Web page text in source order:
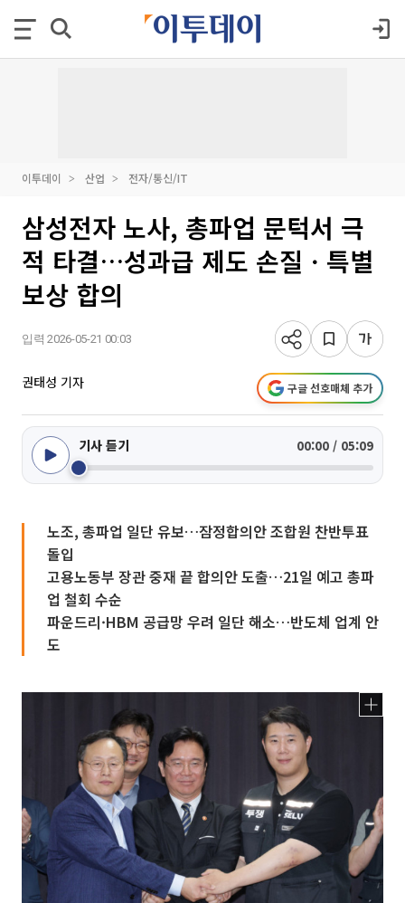
이투데이 산업 전자/통신/IT
삼성전자 노사, 총파업 문턱서 극
적 타결…성과급 제도 손질ㆍ특별
보상 합의
입력 2026-05-21 00:03
권태성 기자 구글 선호매체 추가
기사 듣기 00:00 / 05:09
노조, 총파업 일단 유보…잠정합의안 조합원 찬반투표
돌입
고용노동부 장관 중재 끝 합의안 도출…21일 예고 총파
업 철회 수순
파운드리·HBM 공급망 우려 일단 해소…반도체 업계 안
도